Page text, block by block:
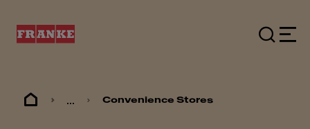
... Convenience Stores